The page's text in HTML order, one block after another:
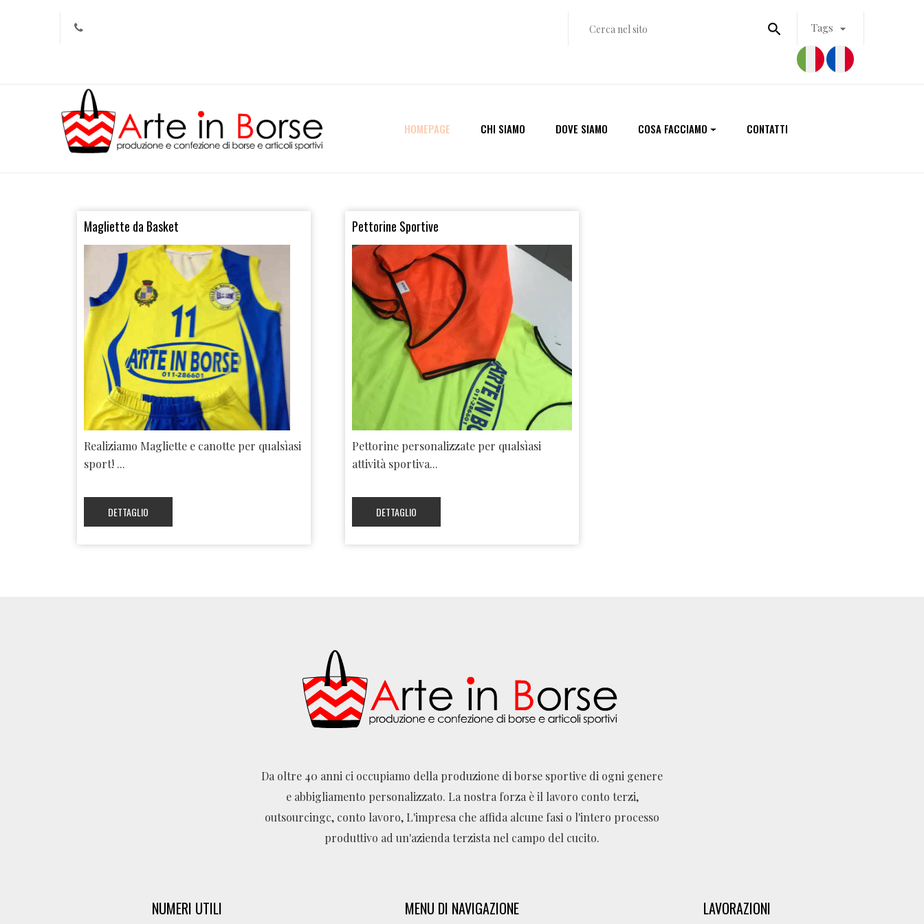
Tags 

HOMEPAGE CHI SIAMO DOVE SIAMO COSA FACCIAMO CONTATTI
Magliette da Basket
Realiziamo Magliette e canotte per qualsìasi
sport! ...
DETTAGLIO
Pettorine Sportive
Pettorine personalizzate per qualsìasi
attività sportiva...
DETTAGLIO
Da oltre 40 anni ci occupiamo della produzione di borse sportive di ogni genere
e abbigliamento personalizzato. La nostra forza è il lavoro conto terzi,
outsourcingc, conto lavoro, L'impresa che affida alcune fasi o l'intero processo
produttivo ad un'azienda terzista nel campo del cucito.
NUMERI UTILI MENU DI NAVIGAZIONE LAVORAZIONI